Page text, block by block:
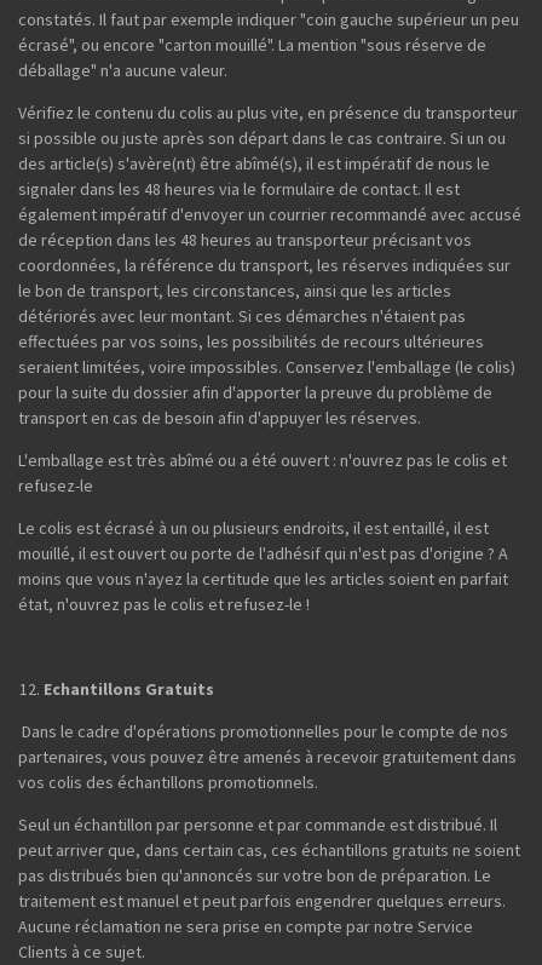
constatés. Il faut par exemple indiquer "coin gauche supérieur un peu
écrasé", ou encore "carton mouillé". La mention "sous réserve de
déballage" n'a aucune valeur.
Vérifiez le contenu du colis au plus vite, en présence du transporteur
si possible ou juste après son départ dans le cas contraire. Si un ou
des article(s) s'avère(nt) être abîmé(s), il est impératif de nous le
signaler dans les 48 heures via le formulaire de contact. Il est
également impératif d'envoyer un courrier recommandé avec accusé
de réception dans les 48 heures au transporteur précisant vos
coordonnées, la référence du transport, les réserves indiquées sur
le bon de transport, les circonstances, ainsi que les articles
détériorés avec leur montant. Si ces démarches n'étaient pas
effectuées par vos soins, les possibilités de recours ultérieures
seraient limitées, voire impossibles. Conservez l'emballage (le colis)
pour la suite du dossier afin d'apporter la preuve du problème de
transport en cas de besoin afin d'appuyer les réserves.
L'emballage est très abîmé ou a été ouvert : n'ouvrez pas le colis et
refusez-le
Le colis est écrasé à un ou plusieurs endroits, il est entaillé, il est
mouillé, il est ouvert ou porte de l'adhésif qui n'est pas d'origine ? A
moins que vous n'ayez la certitude que les articles soient en parfait
état, n'ouvrez pas le colis et refusez-le !
Echantillons Gratuits
Dans le cadre d'opérations promotionnelles pour le compte de nos
partenaires, vous pouvez être amenés à recevoir gratuitement dans
vos colis des échantillons promotionnels.
Seul un échantillon par personne et par commande est distribué. Il
peut arriver que, dans certain cas, ces échantillons gratuits ne soient
pas distribués bien qu'annoncés sur votre bon de préparation. Le
traitement est manuel et peut parfois engendrer quelques erreurs.
Aucune réclamation ne sera prise en compte par notre Service
Clients à ce sujet.